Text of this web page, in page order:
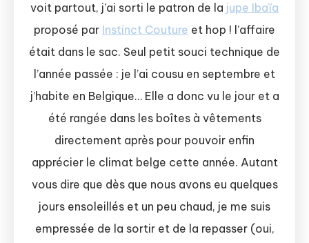
voit partout, j’ai sorti le patron de la jupe Ibaïa
proposé par Instinct Couture et hop ! l’affaire
était dans le sac. Seul petit souci technique de
l’année passée : je l’ai cousu en septembre et
j’habite en Belgique… Elle a donc vu le jour et a
été rangée dans les boîtes à vêtements
directement après pour pouvoir enfin
apprécier le climat belge cette année. Autant
vous dire que dès que nous avons eu quelques
jours ensoleillés et un peu chaud, je me suis
empressée de la sortir et de la repasser (oui,